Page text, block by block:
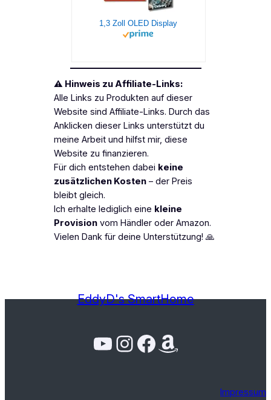
1,3 Zoll OLED Display
⚠️ Hinweis zu Affiliate-Links:
Alle Links zu Produkten auf dieser
Website sind Affiliate-Links. Durch das
Anklicken dieser Links unterstützt du
meine Arbeit und hilfst mir, diese
Website zu finanzieren.
Für dich entstehen dabei keine
zusätzlichen Kosten– der Preis
bleibt gleich.
Ich erhalte lediglich eine kleine
Provisionvom Händler oder Amazon.
Vielen Dank für deine Unterstützung! 🙏
EddyD's SmartHome
YouTube Instagram Facebook Amazon
Impressum